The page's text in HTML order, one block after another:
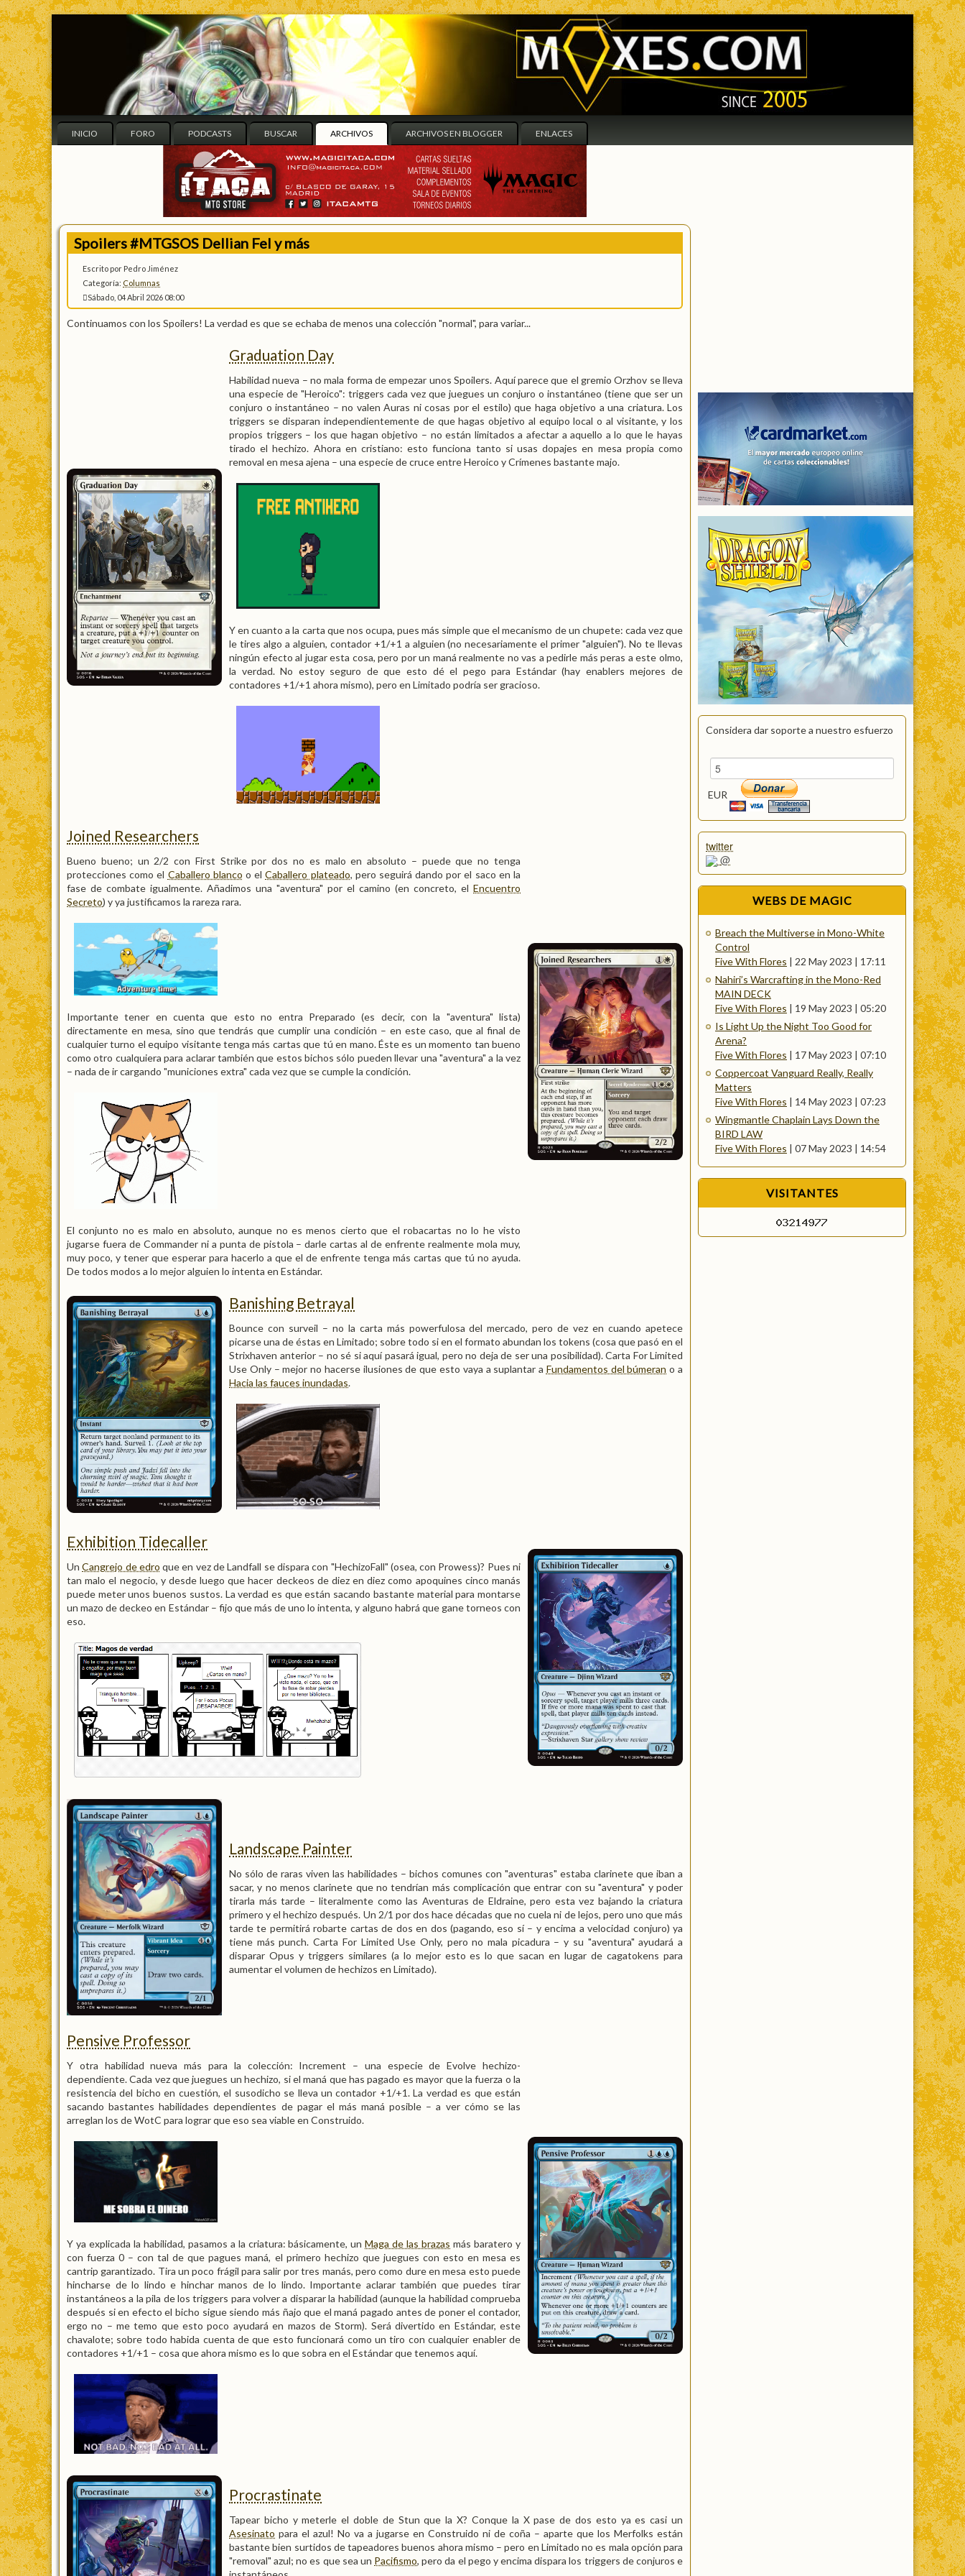
INICIO FORO PODCASTS BUSCAR ARCHIVOS ARCHIVOS EN BLOGGER ENLACES
Spoilers #MTGSOS Dellian Fel y más
Escrito por Pedro Jiménez
Categoría: Columnas
Sábado, 04 Abril 2026 08:00
Continuamos con los Spoilers! La verdad es que se echaba de menos una colección "normal", para variar...
Graduation Day
Habilidad nueva – no mala forma de empezar unos Spoilers. Aquí parece que el gremio Orzhov se lleva
una especie de "Heroico": triggers cada vez que juegues un conjuro o instantáneo (tiene que ser un
conjuro o instantáneo – no valen Auras ni cosas por el estilo) que haga objetivo a una criatura. Los
triggers se disparan independientemente de que hagas objetivo al equipo local o al visitante, y los
propios triggers – los que hagan objetivo – no están limitados a afectar a aquello a lo que le hayas
tirado el hechizo. Ahora en cristiano: esto funciona tanto si usas dopajes en mesa propia como
removal en mesa ajena – una especie de cruce entre Heroico y Crímenes bastante majo.
Y en cuanto a la carta que nos ocupa, pues más simple que el mecanismo de un chupete: cada vez que
le tires algo a alguien, contador +1/+1 a alguien (no necesariamente el primer "alguien"). No te llevas
ningún efecto al jugar esta cosa, pero por un maná realmente no vas a pedirle más peras a este olmo,
la verdad. No estoy seguro de que esto dé el pego para Estándar (hay enablers mejores de
contadores +1/+1 ahora mismo), pero en Limitado podría ser gracioso.
Joined Researchers
Bueno bueno; un 2/2 con First Strike por dos no es malo en absoluto – puede que no tenga
protecciones como el Caballero blanco o elCaballero plateado, pero seguirá dando por el saco en la
fase de combate igualmente. Añadimos una "aventura" por el camino (en concreto, el Encuentro
Secreto) y ya justificamos la rareza rara.
Importante tener en cuenta que esto no entra Preparado (es decir, con la "aventura" lista)
directamente en mesa, sino que tendrás que cumplir una condición – en este caso, que al final de
cualquier turno el equipo visitante tenga más cartas que tú en mano. Éste es un momento tan bueno
como otro cualquiera para aclarar también que estos bichos sólo pueden llevar una "aventura" a la vez
– nada de ir cargando "municiones extra" cada vez que se cumple la condición.
El conjunto no es malo en absoluto, aunque no es menos cierto que el robacartas no lo he visto
jugarse fuera de Commander ni a punta de pistola – darle cartas al de enfrente realmente mola muy,
muy poco, y tener que esperar para hacerlo a que el de enfrente tenga más cartas que tú no ayuda.
De todos modos a lo mejor alguien lo intenta en Estándar.
Banishing Betrayal
Bounce con surveil – no la carta más powerfulosa del mercado, pero de vez en cuando apetece
picarse una de éstas en Limitado; sobre todo si en el formato abundan los tokens (cosa que pasó en el
Strixhaven anterior – no sé si aquí pasará igual, pero no deja de ser una posibilidad). Carta For Limited
Use Only – mejor no hacerse ilusiones de que esto vaya a suplantar a Fundamentos del búmeran o a
Hacia las fauces inundadas.
Exhibition Tidecaller
UnCangrejo de edro que en vez de Landfall se dispara con "HechizoFall" (osea, con Prowess)? Pues ni
tan malo el negocio, y desde luego que hacer deckeos de diez en diez como apoquines cinco manás
puede meter unos buenos sustos. La verdad es que están sacando bastante material para montarse
un mazo de deckeo en Estándar – fijo que más de uno lo intenta, y alguno habrá que gane torneos con
eso.
Landscape Painter
No sólo de raras viven las habilidades – bichos comunes con "aventuras" estaba clarinete que iban a
sacar, y no menos clarinete que no tendrían más complicación que entrar con su "aventura" y poder
tirarla más tarde – literalmente como las Aventuras de Eldraine, pero esta vez bajando la criatura
primero y el hechizo después. Un 2/1 por dos hace décadas que no cuela ni de lejos, pero uno que más
tarde te permitirá robarte cartas de dos en dos (pagando, eso sí – y encima a velocidad conjuro) ya
tiene más punch. Carta For Limited Use Only, pero no mala picadura – y su "aventura" ayudará a
disparar Opus y triggers similares (a lo mejor esto es lo que sacan en lugar de cagatokens para
aumentar el volumen de hechizos en Limitado).
Pensive Professor
Y otra habilidad nueva más para la colección: Increment – una especie de Evolve hechizo-
dependiente. Cada vez que juegues un hechizo, si el maná que has pagado es mayor que la fuerza o la
resistencia del bicho en cuestión, el susodicho se lleva un contador +1/+1. La verdad es que están
sacando bastantes habilidades dependientes de pagar el más maná posible – a ver cómo se las
arreglan los de WotC para lograr que eso sea viable en Construido.
Y ya explicada la habilidad, pasamos a la criatura: básicamente, unMaga de las brazas más baratero y
con fuerza 0 – con tal de que pagues maná, el primero hechizo que juegues con esto en mesa es
cantrip garantizado. Tira un poco frágil para salir por tres manás, pero como dure en mesa esto puede
hincharse de lo lindo e hinchar manos de lo lindo. Importante aclarar también que puedes tirar
instantáneos a la pila de los triggers para volver a disparar la habilidad (aunque la habilidad comprueba
después si en efecto el bicho sigue siendo más ñajo que el maná pagado antes de poner el contador,
ergo no – me temo que esto poco ayudará en mazos de Storm). Será divertido en Estándar, este
chavalote; sobre todo habida cuenta de que esto funcionará como un tiro con cualquier enabler de
contadores +1/+1 – cosa que ahora mismo es lo que sobra en el Estándar que tenemos aquí.
Procrastinate
Tapear bicho y meterle el doble de Stun que la X? Conque la X pase de dos esto ya es casi un
Asesinato para el azul! No va a jugarse en Construido ni de coña – aparte que los Merfolks están
bastante bien surtidos de tapeadores buenos ahora mismo – pero en Limitado no es mala opción para
"removal" azul; no es que sea un Pacifismo, pero da el pego y encima dispara los triggers de conjuros e
Considera dar soporte a nuestro esfuerzo
EUR
twitter
@
WEBS DE MAGIC
Breach the Multiverse in Mono-White
Control
Five With Flores | 22 May 2023 | 17:11
Nahiri’s Warcrafting in the Mono-Red
MAIN DECK
Five With Flores | 19 May 2023 | 05:20
Is Light Up the Night Too Good for
Arena?
Five With Flores | 17 May 2023 | 07:10
Coppercoat Vanguard Really, Really
Matters
Five With Flores | 14 May 2023 | 07:23
Wingmantle Chaplain Lays Down the
BIRD LAW
Five With Flores | 07 May 2023 | 14:54
VISITANTES